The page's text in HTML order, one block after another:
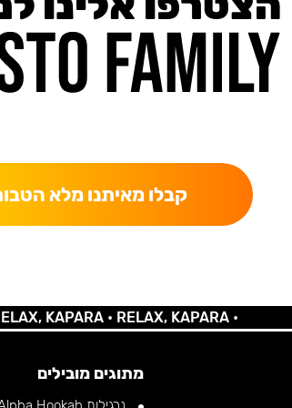
קבלו מאיתנו מלא
KAPARA •RELAX, KAPARA •
מתוגים מובילים